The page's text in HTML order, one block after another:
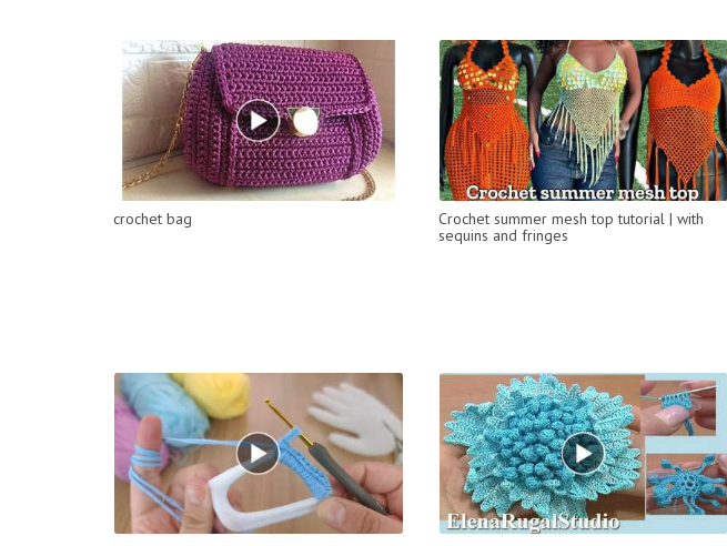
crochet bag
Crochet summer mesh top tutorial | with
sequins and fringes